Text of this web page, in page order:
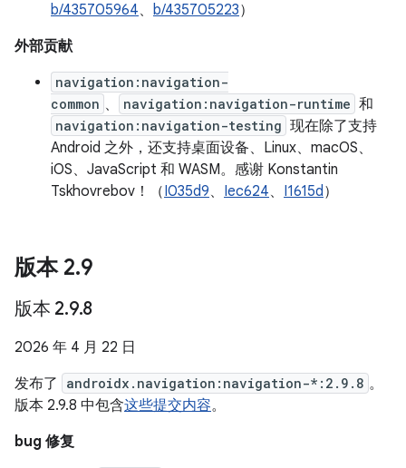
b/435705964、 b/435705223）
外部贡献
navigation:navigation-
common 、 navigation:navigation-runtime 和
navigation:navigation-testing 现在除了支持
Android 之外，还支持桌面设备、Linux、macOS、
iOS、JavaScript 和 WASM。感谢 Konstantin
Tskhovrebov！（I035d9、 Iec624、 I1615d）
版本 2.9
版本 2.9.8
2026 年 4 月 22 日
发布了
androidx.navigation:navigation-*:2.9.8 。
版本 2.9.8 中包含这些提交内容。
bug 修复